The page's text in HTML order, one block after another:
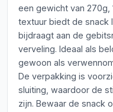
een gewicht van 270g,
textuur biedt de snack
bijdraagt aan de
verveling. Ideaal als
gewoon als
De verpakking is
sluiting, waardoor de
zijn. Bewaar de snack